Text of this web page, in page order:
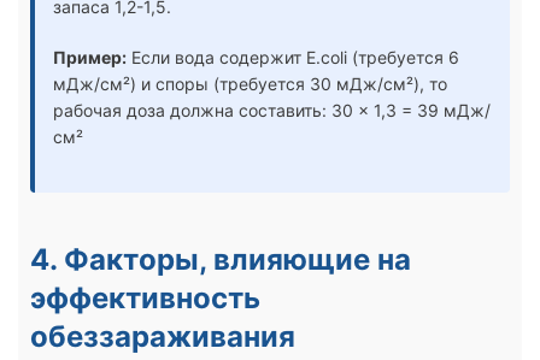
запаса 1,2-1,5.
Пример: Если вода содержит E.coli (требуется 6
мДж/см²) и споры (требуется 30 мДж/см²), то
рабочая доза должна составить: 30 × 1,3 = 39 мДж/
см²
4. Факторы, влияющие на
эффективность
обеззараживания